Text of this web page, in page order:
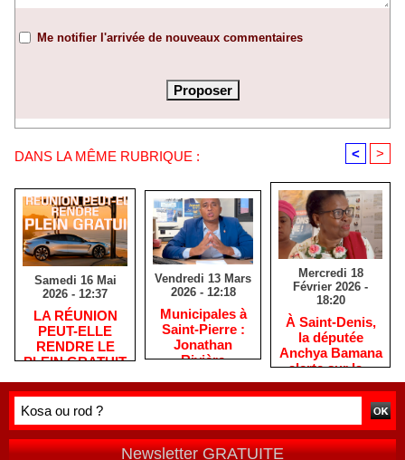
Me notifier l'arrivée de nouveaux commentaires
DANS LA MÊME RUBRIQUE : < >
Samedi 16 Mai
2026 - 12:37
​LA RÉUNION
PEUT-ELLE
RENDRE LE
PLEIN GRATUIT
Vendredi 13 Mars
2026 - 12:18
​Municipales à
Saint-Pierre :
Jonathan
Rivière
habitants après
de terrain
Mercredi 18
Février 2026 -
18:20
​À Saint-Denis,
la députée
Anchya Bamana
alerte sur la «
double peine »
vécue par
Newsletter GRATUITE